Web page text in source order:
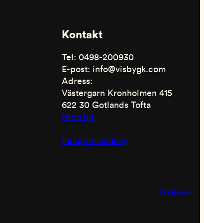
Kontakt
Tel: 0498-200930
E-post: info@visbygk.com
Adress:
Västergarn Kronholmen 415
622 30 Gotlands Tofta
Hitta hit
Integritetspolicy
Golfpress